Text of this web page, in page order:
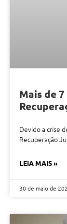
Mais de
Devido a crise
Recuperação
LEIA MAIS »
30 de maio de